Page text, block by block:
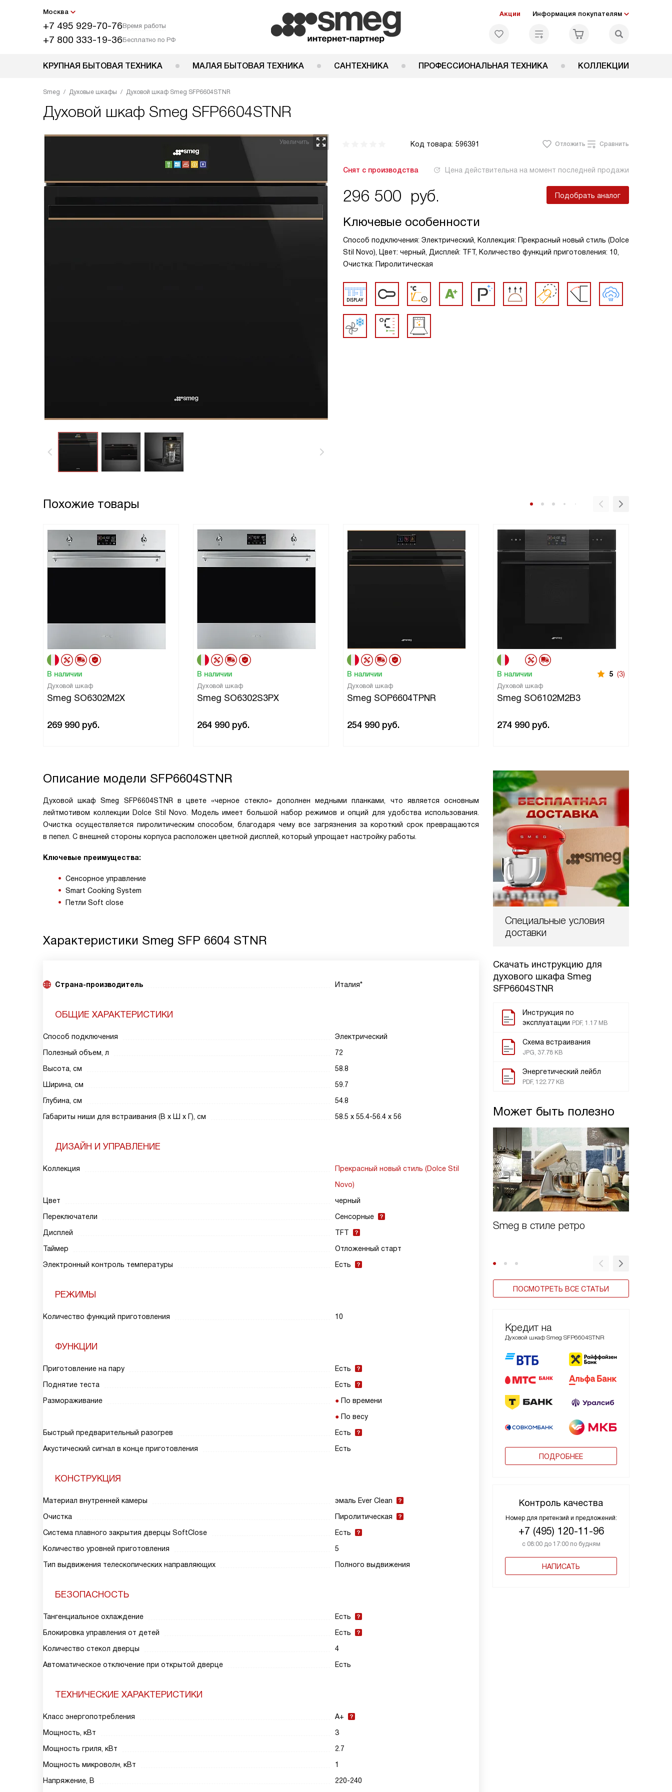
Москва
+7 495 929-70-76Время работы
+7 800 333-19-36Бесплатно по РФ
Акции Информация покупателям
КРУПНАЯ БЫТОВАЯ ТЕХНИКА МАЛАЯ БЫТОВАЯ ТЕХНИКА САНТЕХНИКА ПРОФЕССИОНАЛЬНАЯ ТЕХНИКА КОЛЛЕКЦИИ
Smeg Духовые шкафы Духовой шкаф Smeg SFP6604STNR
Духовой шкаф Smeg SFP6604STNR
Код товара: 596391 Отложить Сравнить
Снят с производства Цена действительна на момент последней продажи
296 500 руб. Подобрать аналог
Ключевые особенности
Способ подключения: Электрический, Коллекция: Прекрасный новый стиль (Dolce
Stil Novo), Цвет: черный, Дисплей: TFT, Количество функций приготовления: 10,
Очистка: Пиролитическая
Похожие товары
В наличии
Духовой шкаф
Smeg SO6302M2X
269 990 руб.
В наличии
Духовой шкаф
Smeg SO6302S3PX
264 990 руб.
В наличии
Духовой шкаф
Smeg SOP6604TPNR
254 990 руб.
В наличии 5 (3)
Духовой шкаф
Smeg SO6102M2B3
274 990 руб.
Специальные условия
доставки
Скачать инструкцию для
духового шкафа Smeg
SFP6604STNR
Инструкция по
эксплуатации PDF, 1.17 MB
Схема встраивания
JPG, 37.78 KB
Энергетический лейбл
PDF, 122.77 KB
Может быть полезно
Smeg в стиле ретро
ПОСМОТРЕТЬ ВСЕ СТАТЬИ
Кредит на
Духовой шкаф Smeg SFP6604STNR
ПОДРОБНЕЕ
Контроль качества
Номер для претензий и предложений:
+7 (495) 120-11-96
с 08:00 до 17:00 по будням
НАПИСАТЬ
Описание модели SFP6604STNR
Духовой шкаф Smeg SFP6604STNR в цвете «черное стекло» дополнен медными планками, что является основным
лейтмотивом коллекции Dolce Stil Novo. Модель имеет большой набор режимов и опций для удобства использования.
Очистка осуществляется пиролитическим способом, благодаря чему все загрязнения за короткий срок превращаются
в пепел. С внешней стороны корпуса расположен цветной дисплей, который упрощает настройку работы.
Ключевые преимущества:
Сенсорное управление
Smart Cooking System
Петли Soft close
Характеристики Smeg SFP 6604 STNR
Страна-производитель Италия*
ОБЩИЕ ХАРАКТЕРИСТИКИ
Способ подключения
Электрический
Полезный объем, л
72
Высота, см
58.8
Ширина, см
59.7
Глубина, см
54.8
Габариты ниши для встраивания (В х Ш х Г), см
58.5 х 55.4-56.4 х 56
ДИЗАЙН И УПРАВЛЕНИЕ
Коллекция
Прекрасный новый стиль (Dolce Stil
Novo)
Цвет
черный
Переключатели
Сенсорные
Дисплей
TFT
Таймер
Отложенный старт
Электронный контроль температуры
Есть
РЕЖИМЫ
Количество функций приготовления 10
ФУНКЦИИ
Приготовление на пару
Есть
Поднятие теста
Есть
Размораживание
По времени
По весу
Быстрый предварительный разогрев
Есть
Акустический сигнал в конце приготовления
Есть
КОНСТРУКЦИЯ
Материал внутренней камеры
эмаль Ever Clean
Очистка
Пиролитическая
Система плавного закрытия дверцы SoftClose
Есть
Количество уровней приготовления
5
Тип выдвижения телескопических направляющих
Полного выдвижения
БЕЗОПАСНОСТЬ
Тангенциальное охлаждение
Есть
Блокировка управления от детей
Есть
Количество стекол дверцы
4
Автоматическое отключение при открытой дверце
Есть
ТЕХНИЧЕСКИЕ ХАРАКТЕРИСТИКИ
Класс энергопотребления
A+
Мощность, кВт
3
Мощность гриля, кВт
2.7
Мощность микроволн, кВт
1
Напряжение, В
220-240